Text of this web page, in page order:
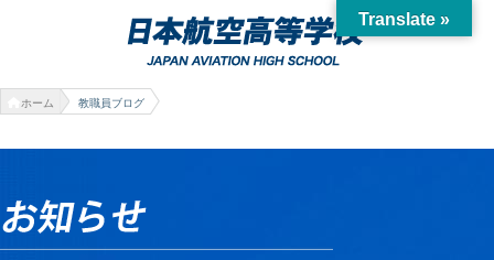
ホーム 教職員ブログ
Translate »